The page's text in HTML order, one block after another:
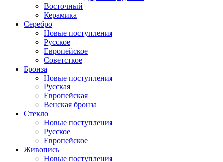
Восточный
Керамика
Серебро
Новые поступления
Русское
Европейское
Советсткое
Бронза
Новые поступления
Русская
Европейская
Венская бронза
Стекло
Новые поступления
Русское
Европейское
Живопись
Новые поступления